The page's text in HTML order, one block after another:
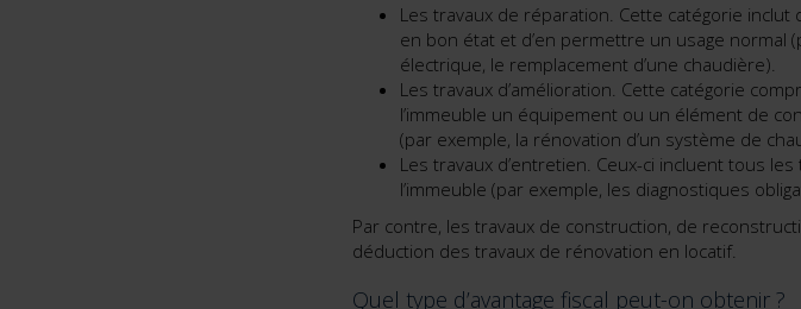
Les travaux de réparation. Cette catégorie
en bon état et d’en permettre un usage normal
électrique, le remplacement d’une chaudière).
Les travaux d’amélioration. Cette catégorie
l’immeuble un équipement ou un élément de
(par exemple, la rénovation d’un système de
Les travaux d’entretien. Ceux-ci incluent tous
l’immeuble (par exemple, les diagnostiques
Par contre, les travaux de construction, de
déduction des travaux de rénovation en locatif.
Quel type d’avantage fiscal peut-on obtenir ?